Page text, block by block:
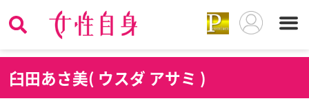
臼田あさ美( ウスダ アサミ )